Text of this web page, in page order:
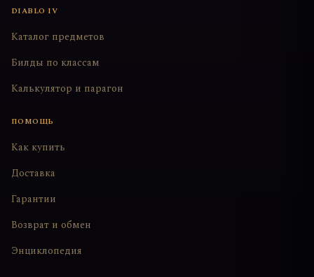
DIABLO IV
Каталог предметов
Билды по классам
Калькулятор и парагон
ПОМОЩЬ
Как купить
Доставка
Гарантии
Возврат и обмен
Энциклопедия